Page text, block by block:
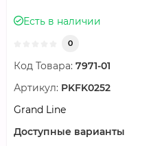
Есть в наличии
0
Код Товара: 7971-01
Артикул: PKFK0252
Grand Line
Доступные варианты